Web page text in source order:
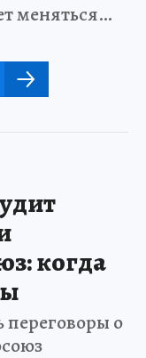
меняться…
когда
переговоры о